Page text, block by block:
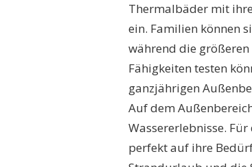
Thermalbäder mit
ein. Familien können
während die
Fähigkeiten testen
ganzjährigen
Auf dem
Wassererlebnisse.
perfekt auf ihre